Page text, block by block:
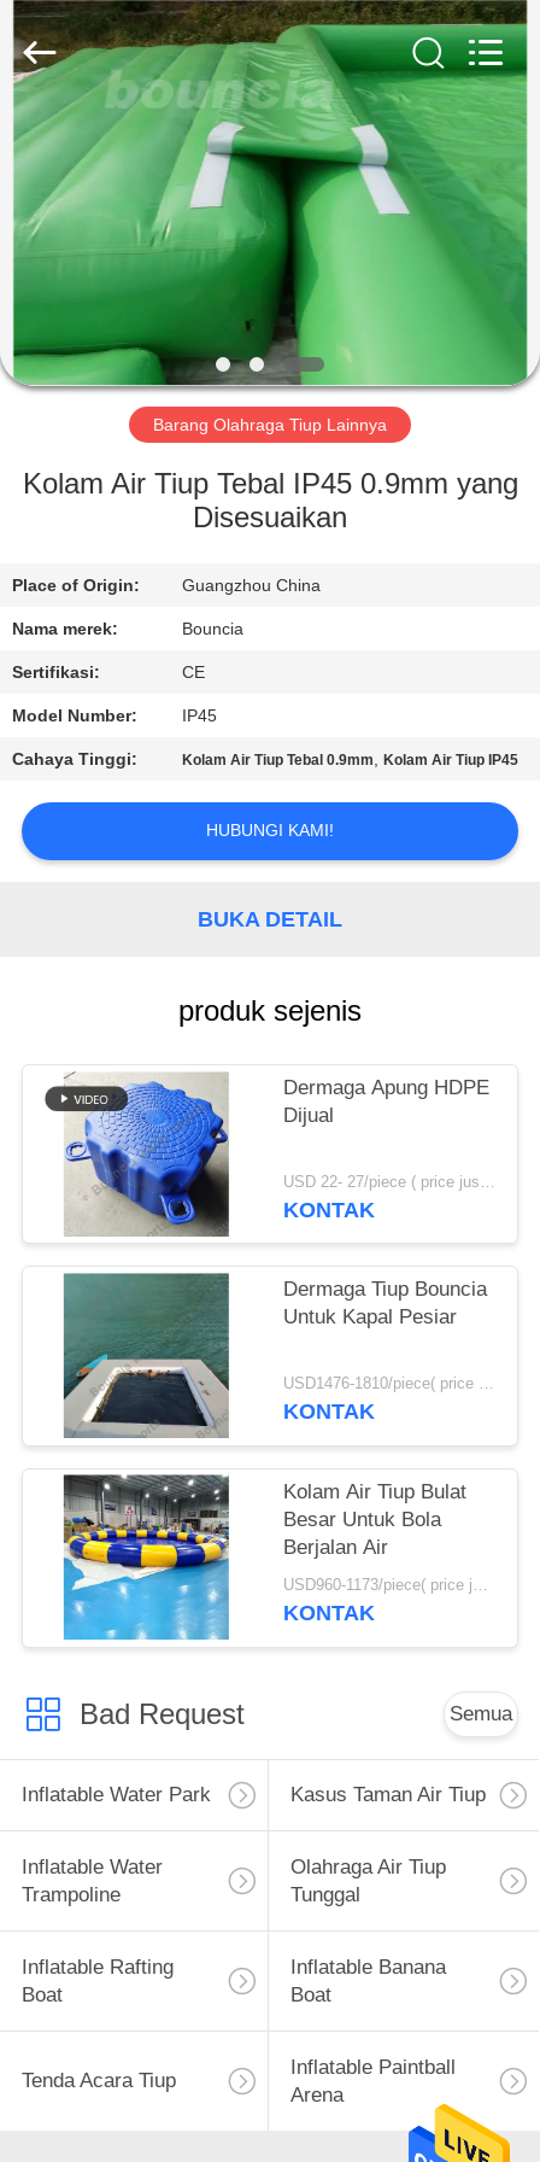
RUMAH
PRODUK
VIDEO
TENTANG
KAMI
TUR
KONTROL
KUALITAS
HUBUNGI
PERMINTAAN
PENAWARAN
Guangzhou
Inflatables
Factory.
Rights
Reserved.
Barang Olahraga Tiup Lainnya
Kolam Air Tiup Tebal IP45 0.9mm yang
Disesuaikan
Place of Origin: Guangzhou China
Nama merek: Bouncia
Sertifikasi: CE
Model Number: IP45
Cahaya Tinggi: Kolam Air Tiup Tebal 0.9mm,Kolam Air Tiup IP45
HUBUNGI KAMI!
BUKA DETAIL
produk sejenis
Dermaga Apung HDPE
Dijual
USD 22- 27/piece ( price just for reference, detailed prices need to be confirmed) MOQ:100 pcs
KONTAK
Dermaga Tiup Bouncia
Untuk Kapal Pesiar
USD1476-1810/piece( price just for reference, detailed prices need to be confirmed) MOQ:1 pc
KONTAK
Kolam Air Tiup Bulat
Besar Untuk Bola
Berjalan Air
USD960-1173/piece( price just for reference, detailed prices need to be confirmed) MOQ:1PC
KONTAK
Bad Request Semua
Inflatable Water Park Kasus Taman Air Tiup
Inflatable Water
Trampoline
Olahraga Air Tiup
Tunggal
Inflatable Rafting
Boat
Inflatable Banana
Boat
Tenda Acara Tiup
Inflatable Paintball
Arena